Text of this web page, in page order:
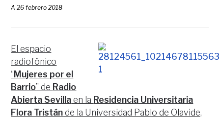
A26 febrero 2018
El espacio
radiofónico
“Mujeres por el
Barrio” de Radio
Abierta Sevillaen la Residencia Universitaria
Flora Tristánde la Universidad Pablo de Olavide,